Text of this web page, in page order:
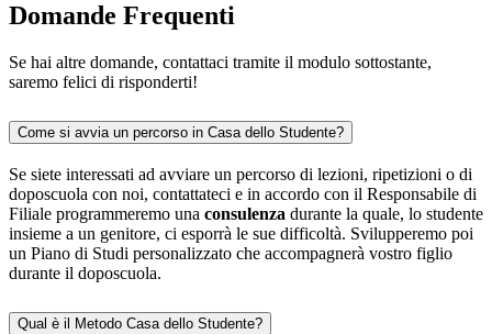
Domande Frequenti
Se hai altre domande, contattaci tramite il modulo sottostante,
saremo felici di risponderti!
Come si avvia un percorso in Casa dello Studente?
Se siete interessati ad avviare un percorso di lezioni, ripetizioni o di
doposcuola con noi, contattateci e in accordo con il Responsabile di
Filiale programmeremo una consulenza durante la quale, lo studente
insieme a un genitore, ci esporrà le sue difficoltà. Svilupperemo poi
un Piano di Studi personalizzato che accompagnerà vostro figlio
durante il doposcuola.
Qual è il Metodo Casa dello Studente?